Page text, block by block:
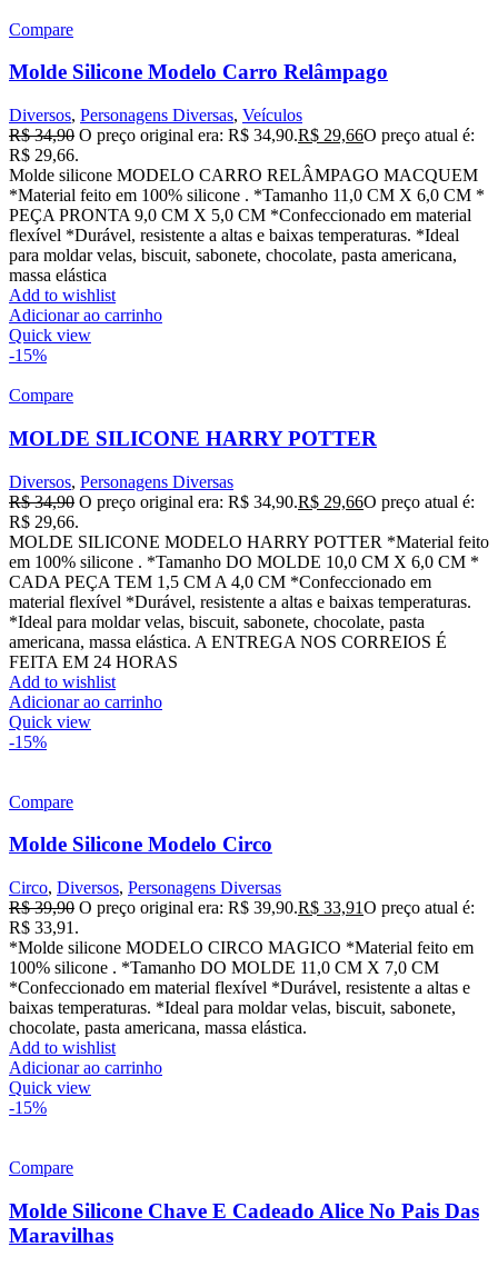
Compare
Molde Silicone Modelo Carro Relâmpago
Diversos, Personagens Diversas, Veículos
R$34,90 O preço original era: R$ 34,90.R$ 29,66O preço atual é:
R$ 29,66.
Molde silicone MODELO CARRO RELÂMPAGO MACQUEM
*Material feito em 100% silicone . *Tamanho 11,0 CM X 6,0 CM *
PEÇA PRONTA 9,0 CM X 5,0 CM *Confeccionado em material
flexível *Durável, resistente a altas e baixas temperaturas. *Ideal
para moldar velas, biscuit, sabonete, chocolate, pasta americana,
massa elástica
Add to wishlist
Adicionar ao carrinho
Quick view
-15%
Compare
MOLDE SILICONE HARRY POTTER
Diversos, Personagens Diversas
R$34,90 O preço original era: R$ 34,90.R$ 29,66O preço atual é:
R$ 29,66.
MOLDE SILICONE MODELO HARRY POTTER *Material feito
em 100% silicone . *Tamanho DO MOLDE 10,0 CM X 6,0 CM *
CADA PEÇA TEM 1,5 CM A 4,0 CM *Confeccionado em
material flexível *Durável, resistente a altas e baixas temperaturas.
*Ideal para moldar velas, biscuit, sabonete, chocolate, pasta
americana, massa elástica. A ENTREGA NOS CORREIOS É
FEITA EM 24 HORAS
Add to wishlist
Adicionar ao carrinho
Quick view
-15%
Compare
Molde Silicone Modelo Circo
Circo, Diversos, Personagens Diversas
R$39,90 O preço original era: R$ 39,90.R$ 33,91O preço atual é:
R$ 33,91.
*Molde silicone MODELO CIRCO MAGICO *Material feito em
100% silicone . *Tamanho DO MOLDE 11,0 CM X 7,0 CM
*Confeccionado em material flexível *Durável, resistente a altas e
baixas temperaturas. *Ideal para moldar velas, biscuit, sabonete,
chocolate, pasta americana, massa elástica.
Add to wishlist
Adicionar ao carrinho
Quick view
-15%
Compare
Molde Silicone Chave E Cadeado Alice No Pais Das
Maravilhas